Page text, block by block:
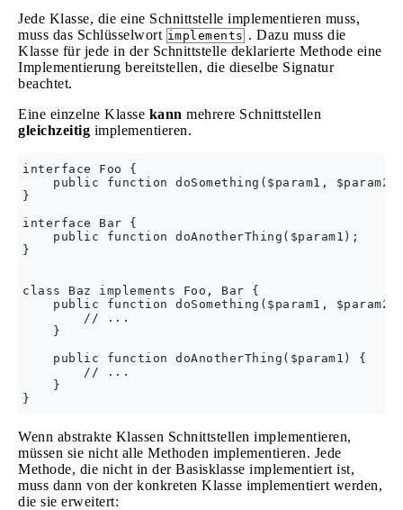
Jede Klasse, die eine Schnittstelle implementieren muss,
muss das Schlüsselwort implements . Dazu muss die
Klasse für jede in der Schnittstelle deklarierte Methode eine
Implementierung bereitstellen, die dieselbe Signatur
beachtet.
Eine einzelne Klasse kann mehrere Schnittstellen
gleichzeitig implementieren.
interface Foo {
public function doSomething($param1,
}
interface Bar {
    public function doAnotherThing($param1);
}
class Baz implements Foo, Bar {
public function doSomething($param1, $param2)
        // ...
    }
    public function doAnotherThing($param1) {
        // ...
    }
Wenn abstrakte Klassen Schnittstellen implementieren,
müssen sie nicht alle Methoden implementieren. Jede
Methode, die nicht in der Basisklasse implementiert ist,
muss dann von der konkreten Klasse implementiert werden,
die sie erweitert: